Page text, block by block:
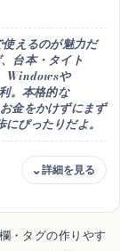
月9,800円
えるのが魅力だ
台本・タイト
Windowsや
。本格的な
金をかけずにまず
ぴったりだよ。
・タグの作りやす